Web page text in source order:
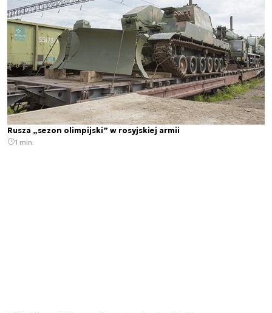
Rusza „sezon olimpijski” w rosyjskiej armii
1 min.